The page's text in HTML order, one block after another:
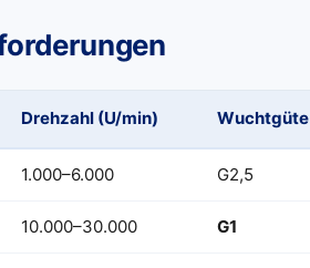
Drehzahl (U/min) Wuchtgüte
1.000–6.000 G2,5
10.000–30.000 G1